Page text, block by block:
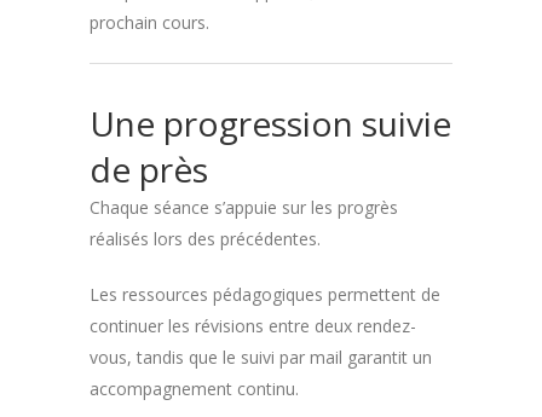
prochain cours.
Une progression suivie
de près
Chaque séance s’appuie sur les progrès
réalisés lors des précédentes.
Les ressources pédagogiques permettent de
continuer les révisions entre deux rendez-
vous, tandis que le suivi par mail garantit un
accompagnement continu.